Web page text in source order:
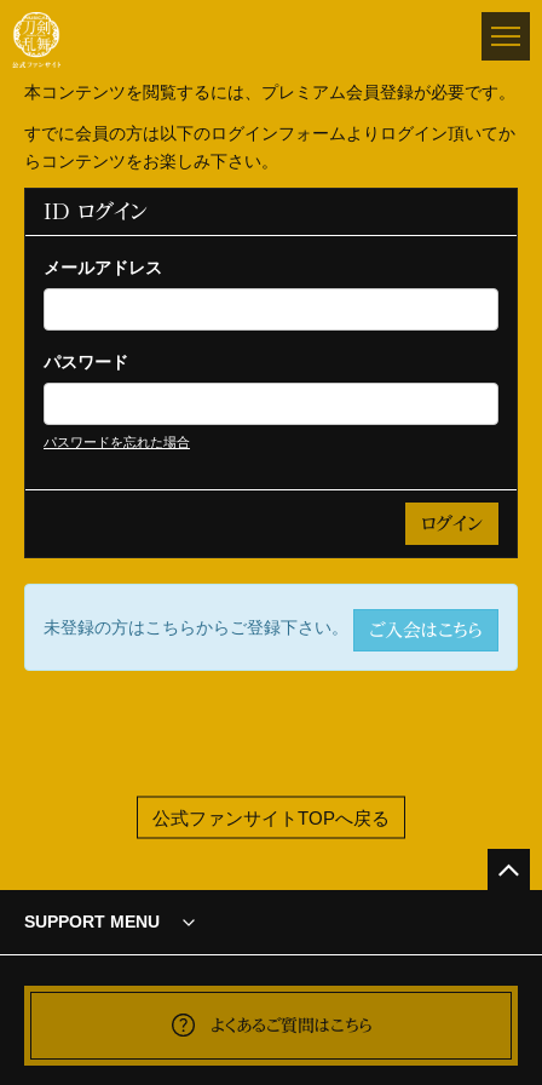
本コンテンツを閲覧するには、プレミアム会員登録が必要です。
すでに会員の方は以下のログインフォームよりログイン頂いてか
らコンテンツをお楽しみ下さい。
ID ログイン
メールアドレス
パスワード
パスワードを忘れた場合
未登録の方はこちらからご登録下さい。 ご入会はこちら
公式ファンサイトTOPへ戻る
SUPPORT MENU
よくあるご質問はこちら